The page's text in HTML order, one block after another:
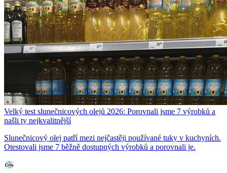
Velký test slunečnicových olejů 2026: Porovnali jsme 7 výrobků a
našli ty nejkvalitnější
Slunečnicový olej patří mezi nejčastěji používané tuky v kuchyních.
Otestovali jsme 7 běžně dostupných výrobků a porovnali je.